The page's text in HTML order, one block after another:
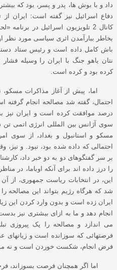
داد و با بوش ها، پدر و پسر، بود که
دفاع اسرائیل نیز گفته است: ایران
کانال 2 تلویزیون اسرائیل در
باش کامل داده است و رئیس ستاد
نتان یاهو جنگ با ایران را وسیله
کرده بود و کرده است.
اما، پیش از آغاز مذاکرات مسکو،
درصد موافقت کرده است و ایران نیز
سوی آﮊانس بین المللی انرﮊی اتمی تن
مسکو و استانبول و بغداد، از سوی
احتمالی که داده شده بود، نبود. و
بر سر گفتگوهای دو به دو خبر داد،
را درز داده اند برای آنکه اوباما، در
این، در انتخابات ریاست جمهوری، از
شد که هرگاه رﮊیم بتواند این مصالحه
ایران زده است و بدون وارد کردن این
انجام دهد و ما به ازای بیشتری نیز بدست
می اندازد و مصالحه را یک پیروزی
فرصتهائی که سوزانده است و زیانهای
فرض انجام، شکست خوردن است و نه
اما اگر همچنان فرصت بسوزاند،